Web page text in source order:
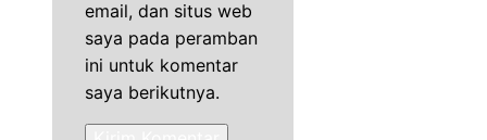
email, dan situs web
saya pada peramban
ini untuk komentar
saya berikutnya.